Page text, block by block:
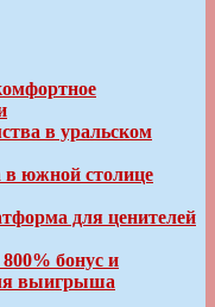
в уральском
в южной столице
для ценителей
бонус и
выигрыша